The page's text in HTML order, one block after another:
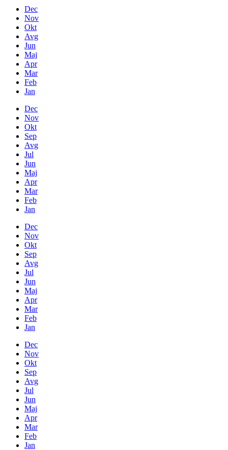
Dec
Nov
Okt
Avg
Jun
Maj
Apr
Mar
Feb
Jan
Dec
Nov
Okt
Sep
Avg
Jul
Jun
Maj
Apr
Mar
Feb
Jan
Dec
Nov
Okt
Sep
Avg
Jul
Jun
Maj
Apr
Mar
Feb
Jan
Dec
Nov
Okt
Sep
Avg
Jul
Jun
Maj
Apr
Mar
Feb
Jan